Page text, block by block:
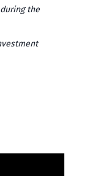
the